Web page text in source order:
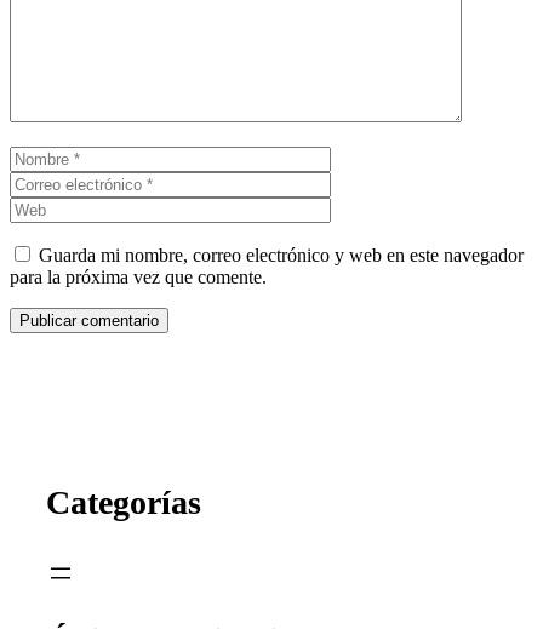
Nombre
electrónico
Guarda mi nombre, correo electrónico y web en este navegador
para la próxima vez que comente.
Categorías